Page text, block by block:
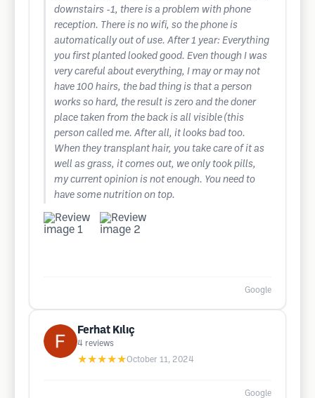
downstairs -1, there is a problem with phone
reception. There is no wifi, so the phone is
automatically out of use. After 1 year: Everything
you first planted looked good. Even though I was
very careful about everything, I may or may not
have 100 hairs, the bad thing is that a person
works so hard, the result is zero and the doner
place taken from the back is all visible (this
person called me. After all, it looks bad too.
When they transplant hair, you take care of it as
well as grass, it comes out, we only took pills,
my current opinion is not enough. You need to
have some nutrition on top.
Google
Ferhat Kılıç
4 reviews
★★★★★October 11, 2024
Google